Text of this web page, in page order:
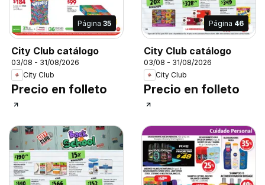
Página 35
City Club catálogo
03/08 - 31/08/2026
City Club
Precio en folleto
Página 46
City Club catálogo
03/08 - 31/08/2026
City Club
Precio en folleto